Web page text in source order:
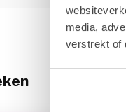
media,
verstrekt of